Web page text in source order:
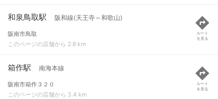
和泉鳥取駅 阪和線(天王寺～和歌山)
阪南市鳥取
このページの店舗から 2.8 km
ルート
を見る
箱作駅 南海本線
阪南市箱作３２０
このページの店舗から 3.4 km
ルート
を見る